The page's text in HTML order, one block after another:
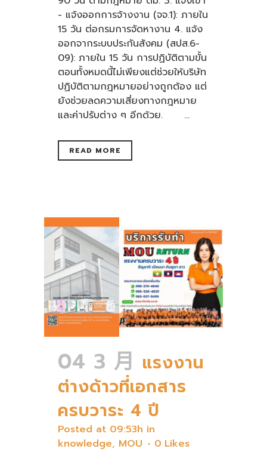
- แจ้งออกการจ้างงาน (จจ.1): ภายใน
15 วัน ต่อกรมการจัดหางาน 4. แจ้ง
ออกจากระบบประกันสังคม (สปส.6-
09): ภายใน 15 วัน การปฏิบัติตามขั้น
ตอนทั้งหมดนี้ไม่เพียงแต่ช่วยให้บริษัท
ปฏิบัติตามกฎหมายอย่างถูกต้อง แต่
ยังช่วยลดความเสี่ยงทางกฎหมาย
และค่าปรับต่าง ๆ อีกด้วย. ...
READ MORE
04 3 月 แรงงาน
ต่างด้าวที่เอกสาร
ครบวาระ 4 ปี
Posted at 09:53h in
knowledge, MOU 0 Likes